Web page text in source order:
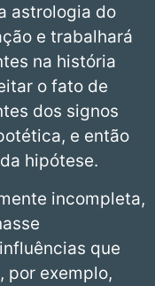
astrologia do
e trabalhará
na história
o fato de
dos signos
e então
hipótese.
incompleta,
que
por exemplo,